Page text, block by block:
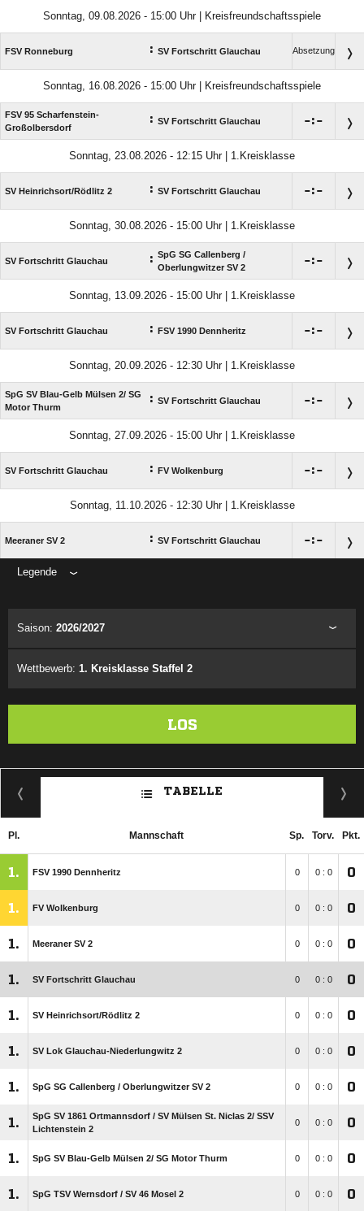
Sonntag, 09.08.2026 - 15:00 Uhr | Kreisfreundschaftsspiele
FSV Ronneburg : SV Fortschritt Glauchau Absetzung
Sonntag, 16.08.2026 - 15:00 Uhr | Kreisfreundschaftsspiele
FSV 95 Scharfenstein-
Großolbersdorf
: SV Fortschritt Glauchau :
Sonntag, 23.08.2026 - 12:15 Uhr | 1.Kreisklasse
SV Heinrichsort/​Rödlitz 2 : SV Fortschritt Glauchau :
Sonntag, 30.08.2026 - 15:00 Uhr | 1.Kreisklasse
SV Fortschritt Glauchau : SpG SG Callenberg /​
Oberlungwitzer SV 2
:
Sonntag, 13.09.2026 - 15:00 Uhr | 1.Kreisklasse
SV Fortschritt Glauchau : FSV 1990 Dennheritz :
Sonntag, 20.09.2026 - 12:30 Uhr | 1.Kreisklasse
SpG SV Blau-Gelb Mülsen 2/​ SG
Motor Thurm
: SV Fortschritt Glauchau :
Sonntag, 27.09.2026 - 15:00 Uhr | 1.Kreisklasse
SV Fortschritt Glauchau : FV Wolkenburg :
Sonntag, 11.10.2026 - 12:30 Uhr | 1.Kreisklasse
Meeraner SV 2 : SV Fortschritt Glauchau :
Legende
Saison: 2026/2027
Wettbewerb: 1. Kreisklasse Staffel 2
LOS
TABELLE
Pl. Mannschaft Sp. Torv. Pkt.
1. FSV 1990 Dennheritz 0 0 : 0 0
1. FV Wolkenburg 0 0 : 0 0
1. Meeraner SV 2 0 0 : 0 0
1. SV Fortschritt Glauchau 0 0 : 0 0
1. SV Heinrichsort/​Rödlitz 2 0 0 : 0 0
1. SV Lok Glauchau-Niederlungwitz 2 0 0 : 0 0
1. SpG SG Callenberg /​ Oberlungwitzer SV 2 0 0 : 0 0
1.
SpG SV 1861 Ortmannsdorf /​ SV Mülsen St. Niclas 2/​ SSV
Lichtenstein 2
0 0 : 0 0
1. SpG SV Blau-Gelb Mülsen 2/​ SG Motor Thurm 0 0 : 0 0
1. SpG TSV Wernsdorf /​ SV 46 Mosel 2 0 0 : 0 0